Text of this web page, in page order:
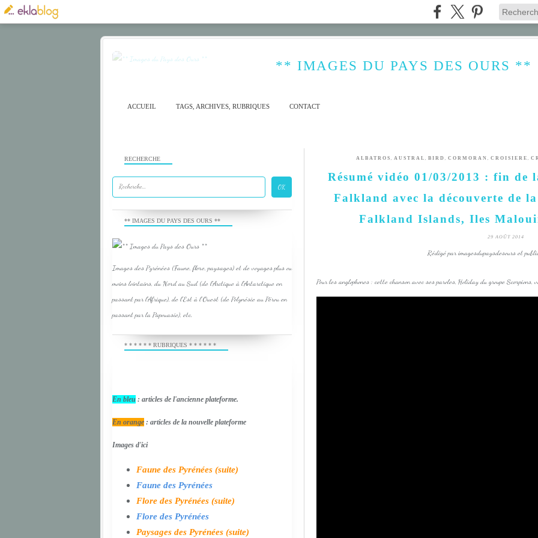
** IMAGES DU PAYS DES OURS **
ACCUEIL TAGS, ARCHIVES, RUBRIQUES CONTACT
ALBATROS , AUSTRAL , BIRD , CORMORAN , CROISIERE ,
Résumé vidéo 01/03/2013 : fin de
Falkland avec la découverte de
Falkland Islands, Iles
29 AOÛT 2014
Rédigé par imagesdupaysdesours et
Pour les anglophones : cette chanson avec ses paroles, Holiday du groupe Scorpions,
RECHERCHE
** IMAGES DU PAYS DES OURS **
Images des Pyrénées (Faune, flore, paysages) et de voyages plus ou
moins lointains, du Nord au Sud (de l'Arctique à l'Antarctique en
passant par l'Afrique), de l'Est à l'Ouest (de Polynésie au Pérou en
passant par la Papouasie), etc.
* * * * * * RUBRIQUES * * * * * *
En bleu : articles de l'ancienne plateforme.
En orange : articles de la nouvelle plateforme
Images d'ici
Faune des Pyrénées (suite)
Faune des Pyrénées
Flore des Pyrénées (suite)
Flore des Pyrénées
Paysages des Pyrénées (suite)